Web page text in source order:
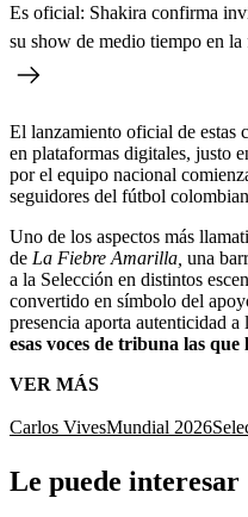
Es oficial: Shakira confirma
su show de medio tiempo en
El lanzamiento oficial de estas
en plataformas digitales, justo
por el equipo nacional
seguidores del fútbol
Uno de los aspectos más
de La Fiebre Amarilla, una
a la Selección en distintos
convertido en símbolo del
presencia aporta autenticidad a
esas voces de tribuna las
VER MÁS
Carlos VivesMundial 2026
Le puede interesar